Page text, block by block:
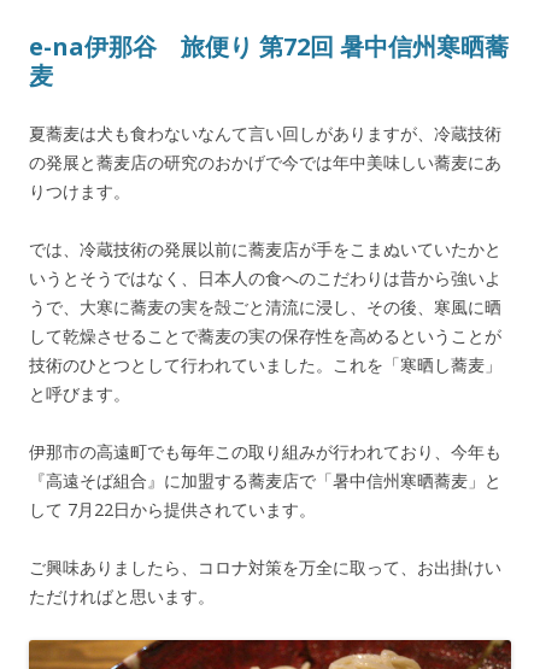
e-na伊那谷 旅便り 第72回 暑中信州寒晒蕎
麦
夏蕎麦は犬も食わないなんて言い回しがありますが、冷蔵技術
の発展と蕎麦店の研究のおかげで今では年中美味しい蕎麦にあ
りつけます。
では、冷蔵技術の発展以前に蕎麦店が手をこまぬいていたかと
いうとそうではなく、日本人の食へのこだわりは昔から強いよ
うで、大寒に蕎麦の実を殻ごと清流に浸し、その後、寒風に晒
して乾燥させることで蕎麦の実の保存性を高めるということが
技術のひとつとして行われていました。これを「寒晒し蕎麦」
と呼びます。
伊那市の高遠町でも毎年この取り組みが行われており、今年も
『高遠そば組合』に加盟する蕎麦店で「暑中信州寒晒蕎麦」と
して 7月22日から提供されています。
ご興味ありましたら、コロナ対策を万全に取って、お出掛けい
ただければと思います。